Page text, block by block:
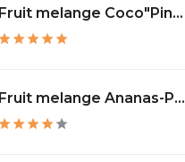
Fruit melange Coco"Pin...
Fruit melange Ananas-P...